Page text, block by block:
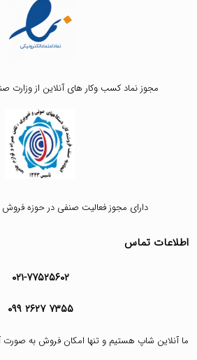
مجوز نماد کسب وکار های آنلاین از
دارای مجوز فعالیت صنفی در حوزه فروش
اطلاعات تماس
۰۲۱-۷۷۵۲۵۶۰۲
۰۹۹ ۲۶۲۷ ۷۳۵۵
ما آنلاین شاپ هستیم و تنها امکان فروش به صورت